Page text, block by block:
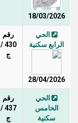
18/03/2026
الحي
الرابع سكنية
28/04/2026
رقم
430 /
ج
الحي
الخامس
سكنية
رقم
437 /
ج